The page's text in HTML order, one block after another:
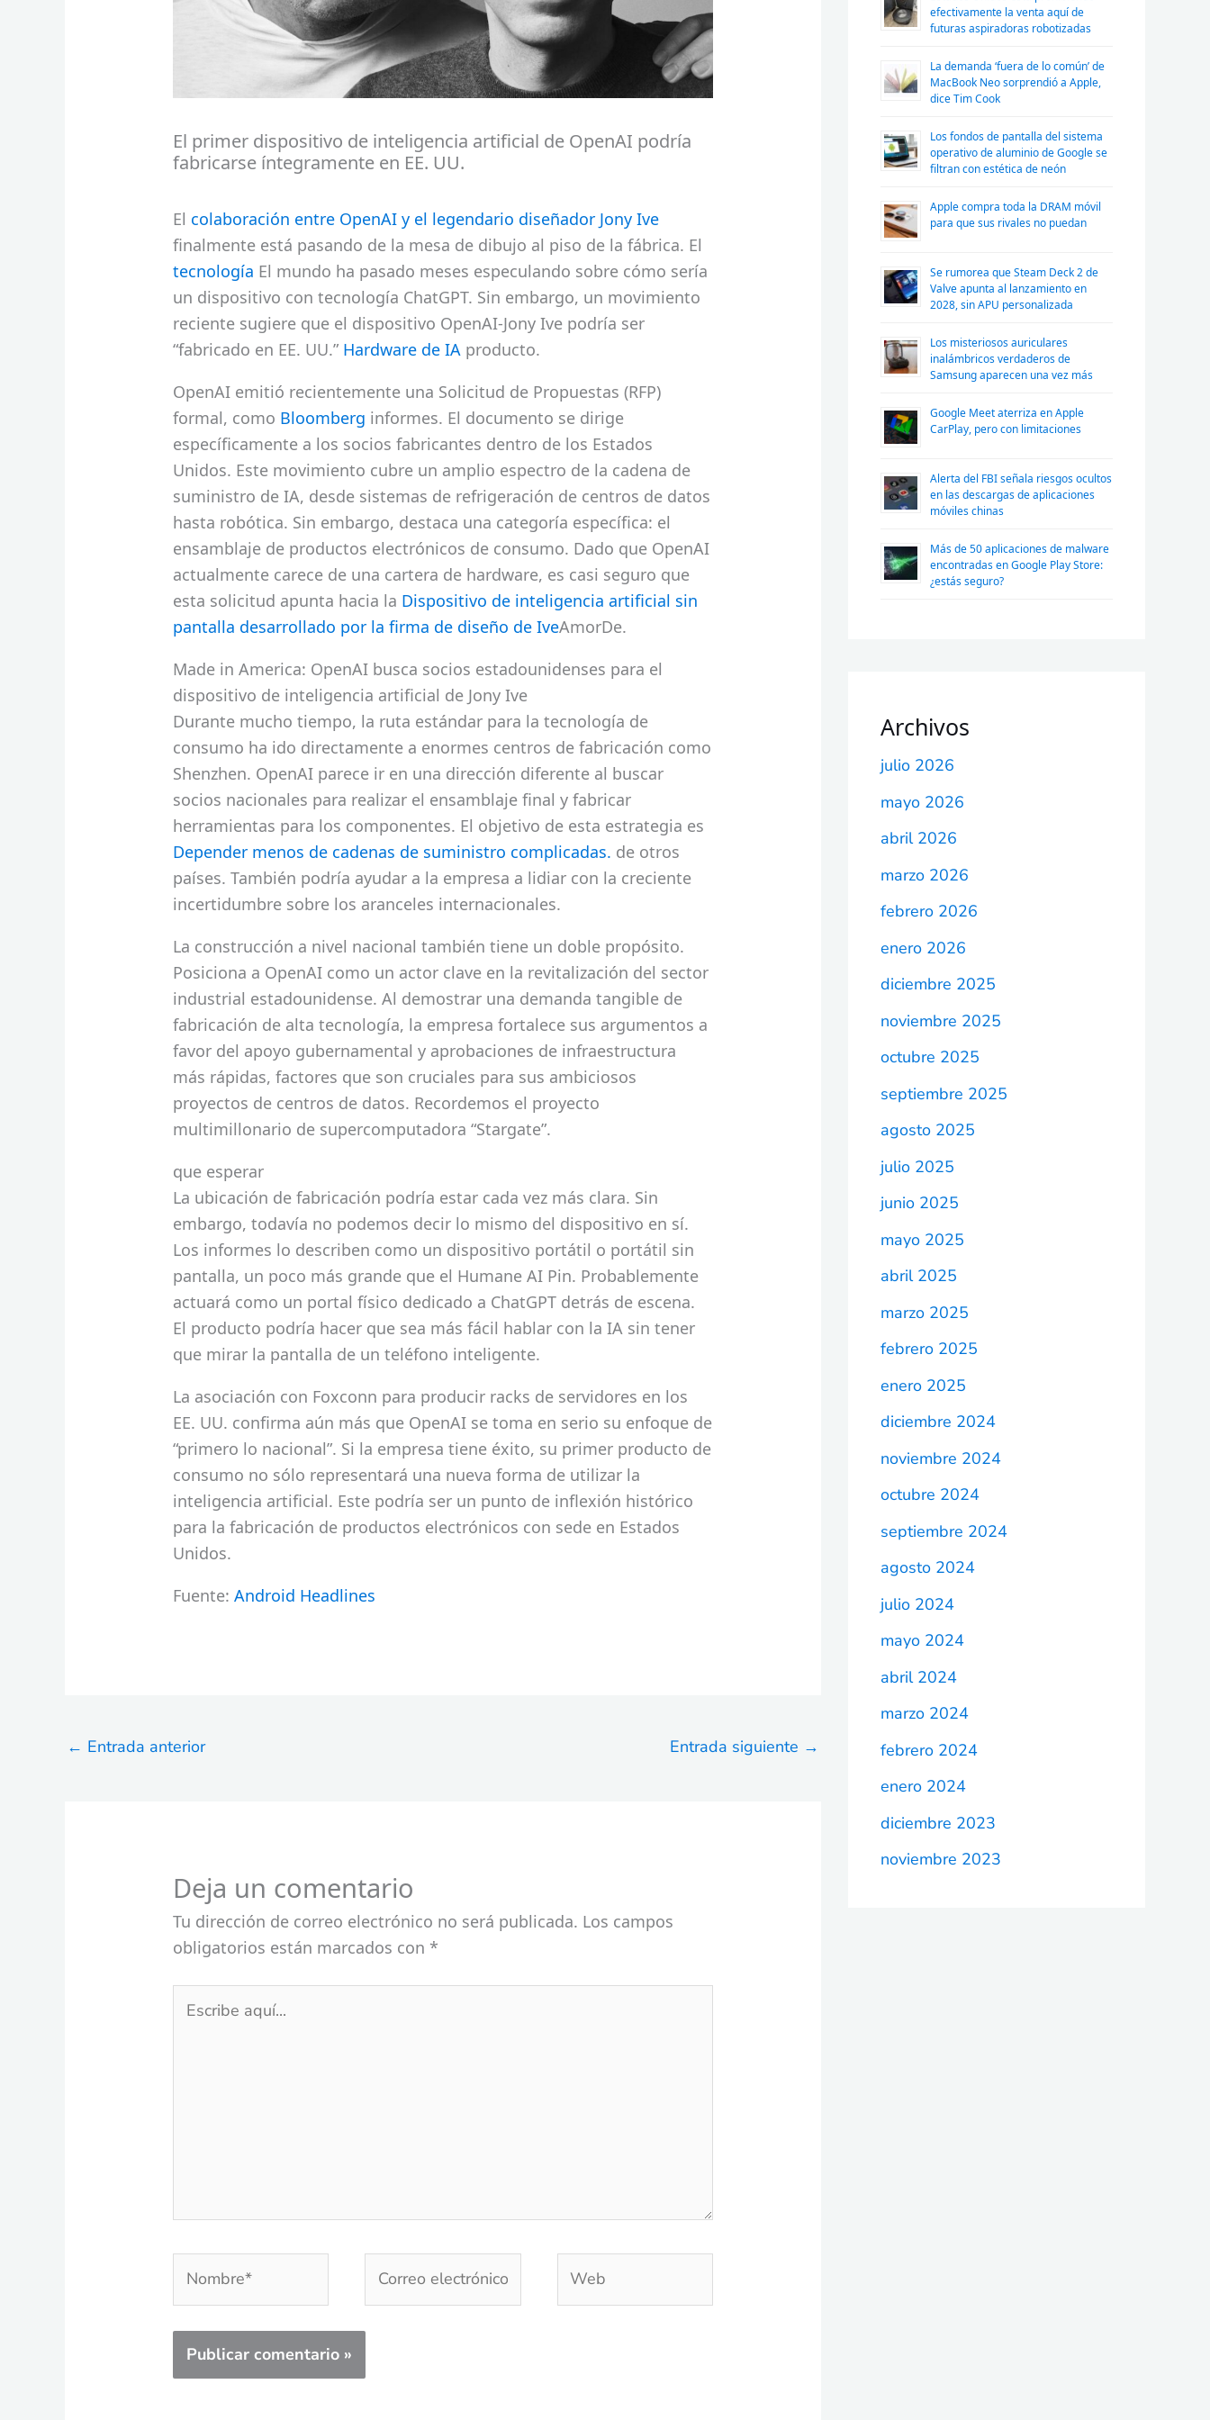
El primer dispositivo de inteligencia artificial de OpenAI podría
fabricarse íntegramente en EE. UU.
El colaboración entre OpenAI y el legendario diseñador Jony Ive
finalmente está pasando de la mesa de dibujo al piso de la fábrica. El
tecnología El mundo ha pasado meses especulando sobre cómo sería
un dispositivo con tecnología ChatGPT. Sin embargo, un movimiento
reciente sugiere que el dispositivo OpenAI-Jony Ive podría ser
“fabricado en EE. UU.” Hardware de IA producto.
OpenAI emitió recientemente una Solicitud de Propuestas (RFP)
formal, como Bloomberg informes. El documento se dirige
específicamente a los socios fabricantes dentro de los Estados
Unidos. Este movimiento cubre un amplio espectro de la cadena de
suministro de IA, desde sistemas de refrigeración de centros de datos
hasta robótica. Sin embargo, destaca una categoría específica: el
ensamblaje de productos electrónicos de consumo. Dado que OpenAI
actualmente carece de una cartera de hardware, es casi seguro que
esta solicitud apunta hacia la Dispositivo de inteligencia artificial sin
pantalla desarrollado por la firma de diseño de IveAmorDe.
Made in America: OpenAI busca socios estadounidenses para el
dispositivo de inteligencia artificial de Jony Ive
Durante mucho tiempo, la ruta estándar para la tecnología de
consumo ha ido directamente a enormes centros de fabricación como
Shenzhen. OpenAI parece ir en una dirección diferente al buscar
socios nacionales para realizar el ensamblaje final y fabricar
herramientas para los componentes. El objetivo de esta estrategia es
Depender menos de cadenas de suministro complicadas. de otros
países. También podría ayudar a la empresa a lidiar con la creciente
incertidumbre sobre los aranceles internacionales.
La construcción a nivel nacional también tiene un doble propósito.
Posiciona a OpenAI como un actor clave en la revitalización del sector
industrial estadounidense. Al demostrar una demanda tangible de
fabricación de alta tecnología, la empresa fortalece sus argumentos a
favor del apoyo gubernamental y aprobaciones de infraestructura
más rápidas, factores que son cruciales para sus ambiciosos
proyectos de centros de datos. Recordemos el proyecto
multimillonario de supercomputadora “Stargate”.
que esperar
La ubicación de fabricación podría estar cada vez más clara. Sin
embargo, todavía no podemos decir lo mismo del dispositivo en sí.
Los informes lo describen como un dispositivo portátil o portátil sin
pantalla, un poco más grande que el Humane AI Pin. Probablemente
actuará como un portal físico dedicado a ChatGPT detrás de escena.
El producto podría hacer que sea más fácil hablar con la IA sin tener
que mirar la pantalla de un teléfono inteligente.
La asociación con Foxconn para producir racks de servidores en los
EE. UU. confirma aún más que OpenAI se toma en serio su enfoque de
“primero lo nacional”. Si la empresa tiene éxito, su primer producto de
consumo no sólo representará una nueva forma de utilizar la
inteligencia artificial. Este podría ser un punto de inflexión histórico
para la fabricación de productos electrónicos con sede en Estados
Unidos.
Fuente: Android Headlines
← Entrada anterior Entrada siguiente →
Deja un comentario
Tu dirección de correo electrónico no será publicada. Los campos
obligatorios están marcados con *
aquí...
electrónico*
efectivamente la venta aquí de
futuras aspiradoras robotizadas
La demanda ‘fuera de lo común’ de
MacBook Neo sorprendió a Apple,
dice Tim Cook
Los fondos de pantalla del sistema
operativo de aluminio de Google se
filtran con estética de neón
Apple compra toda la DRAM móvil
para que sus rivales no puedan
Se rumorea que Steam Deck 2 de
Valve apunta al lanzamiento en
2028, sin APU personalizada
Los misteriosos auriculares
inalámbricos verdaderos de
Samsung aparecen una vez más
Google Meet aterriza en Apple
CarPlay, pero con limitaciones
Alerta del FBI señala riesgos ocultos
en las descargas de aplicaciones
móviles chinas
Más de 50 aplicaciones de malware
encontradas en Google Play Store:
¿estás seguro?
Archivos
julio 2026
mayo 2026
abril 2026
marzo 2026
febrero 2026
enero 2026
diciembre 2025
noviembre 2025
octubre 2025
septiembre 2025
agosto 2025
julio 2025
junio 2025
mayo 2025
abril 2025
marzo 2025
febrero 2025
enero 2025
diciembre 2024
noviembre 2024
octubre 2024
septiembre 2024
agosto 2024
julio 2024
mayo 2024
abril 2024
marzo 2024
febrero 2024
enero 2024
diciembre 2023
noviembre 2023